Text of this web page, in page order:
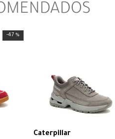
-47 %
Caterpillar